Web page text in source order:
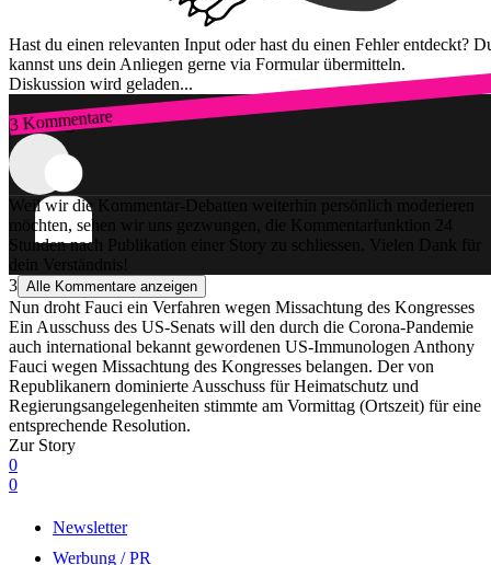
Hast du einen relevanten Input oder hast du einen Fehler entdeckt?
kannst uns dein Anliegen gerne via Formular übermitteln.
Diskussion wird geladen...
3 Kommentare
Zum Login
Weil wir die Kommentar-Debatten weiterhin persönlich moderieren
möchten, sehen wir uns gezwungen, die Kommentarfunktion 24
Stunden nach Publikation einer Story zu schliessen. Vielen Dank für
dein Verständnis!
3 Alle Kommentare anzeigen
Nun droht Fauci ein Verfahren wegen Missachtung des Kongresses
Ein Ausschuss des US-Senats will den durch die Corona-Pandemie
auch international bekannt gewordenen US-Immunologen Anthony
Fauci wegen Missachtung des Kongresses belangen. Der von
Republikanern dominierte Ausschuss für Heimatschutz und
Regierungsangelegenheiten stimmte am Vormittag (Ortszeit) für eine
entsprechende Resolution.
Zur Story
0
0
Newsletter
Werbung / PR